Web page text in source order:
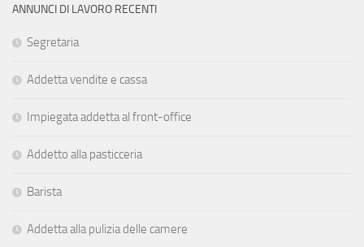
ANNUNCI DI LAVORO RECENTI
Segretaria
Addetta vendite e cassa
Impiegata addetta al front-office
Addetto alla pasticceria
Barista
Addetta alla pulizia delle camere